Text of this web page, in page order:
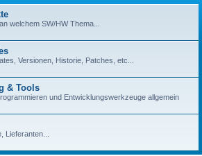
welchem SW/HW Thema...
Versionen, Historie, Patches, etc...
& Tools
und Entwicklungswerkzeuge allgemein
Lieferanten...